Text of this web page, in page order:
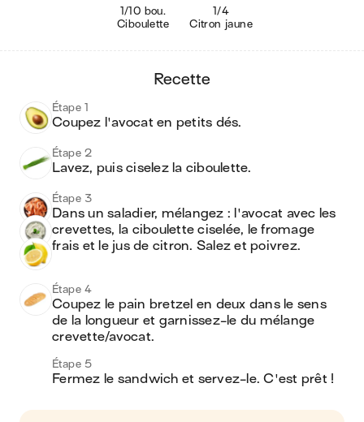
1/10 bou.
Ciboulette
1/4
Citron jaune
recette
Étape 1
Coupez l'avocat en petits dés.
Étape 2
Lavez, puis ciselez la ciboulette.
Étape 3
Dans un saladier, mélangez : l'avocat avec les
crevettes, la ciboulette ciselée, le fromage
frais et le jus de citron. Salez et poivrez.
Étape 4
Coupez le pain bretzel en deux dans le sens
de la longueur et garnissez-le du mélange
crevette/avocat.
Étape 5
Fermez le sandwich et servez-le. C'est prêt !